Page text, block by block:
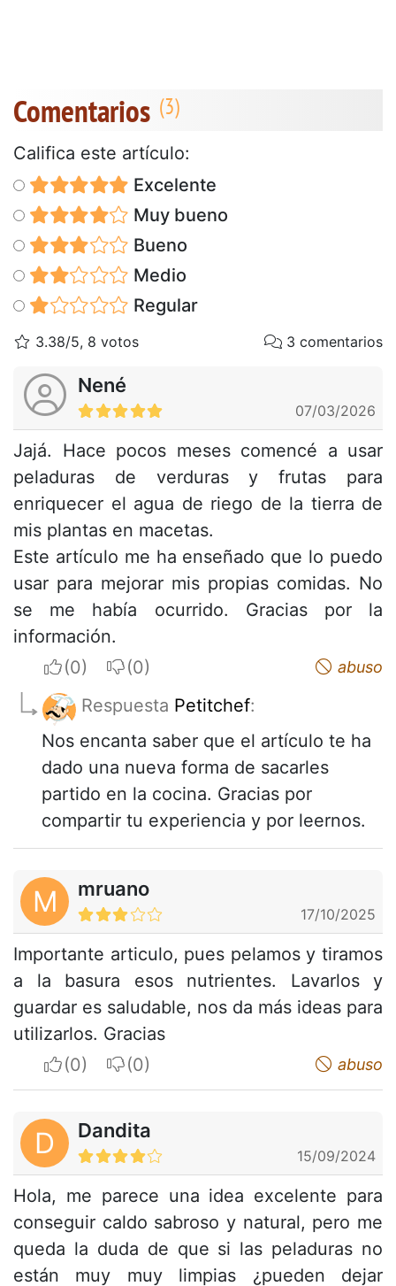
Comentarios
Califica este artículo:
Excelente
Muy bueno
Bueno
Medio
Regular
3.38/5, 8 votos 3 comentarios
Nené
07/03/2026
Jajá. Hace pocos meses comencé a usar
peladuras de verduras y frutas para
enriquecer el agua de riego de la tierra de
mis plantas en macetas.
Este artículo me ha enseñado que lo puedo
usar para mejorar mis propias comidas. No
se me había ocurrido. Gracias por la
información.
I apreciateI do not appreciate abuso
Respuesta Petitchef:
Nos encanta saber que el artículo te ha
dado una nueva forma de sacarles
partido en la cocina. Gracias por
compartir tu experiencia y por leernos.
M mruano
17/10/2025
Importante articulo, pues pelamos y tiramos
a la basura esos nutrientes. Lavarlos y
guardar es saludable, nos da más ideas para
utilizarlos. Gracias
I apreciateI do not appreciate abuso
D Dandita
15/09/2024
Hola, me parece una idea excelente para
conseguir caldo sabroso y natural, pero me
queda la duda de que si las peladuras no
están muy muy limpias ¿pueden dejar